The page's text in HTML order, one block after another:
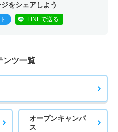
をシェアしよう
LINEで送る
ンツ一覧
オープンキャンパ
ス